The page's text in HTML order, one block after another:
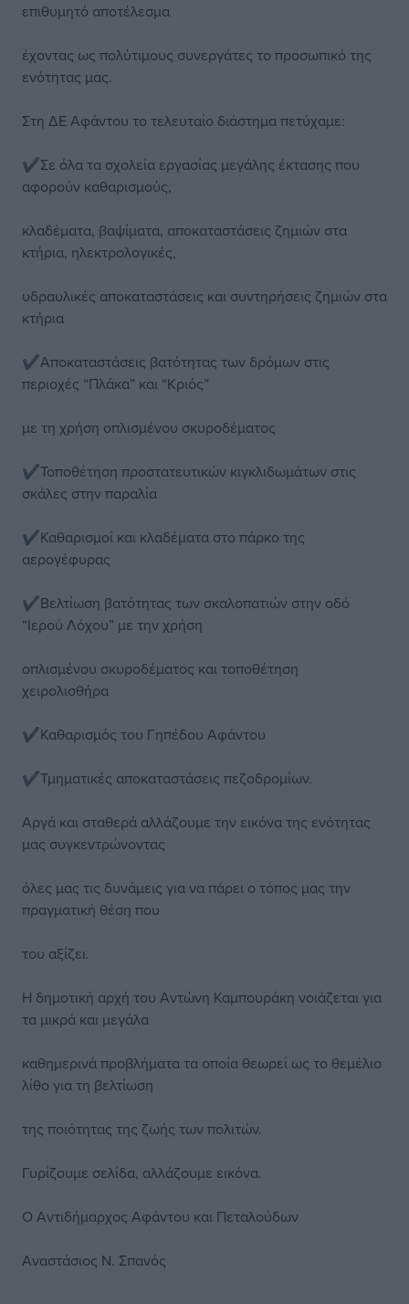
επιθυμητό αποτέλεσμα
έχοντας ως πολύτιμους συνεργάτες το προσωπικό της
ενότητας μας.
Στη ΔΕ Αφάντου το τελευταίο διάστημα πετύχαμε:
✔️Σε όλα τα σχολεία εργασίας μεγάλης έκτασης που
αφορούν καθαρισμούς,
κλαδέματα, βαψίματα, αποκαταστάσεις ζημιών στα
κτήρια, ηλεκτρολογικές,
υδραυλικές αποκαταστάσεις και συντηρήσεις ζημιών στα
κτήρια
✔️Αποκαταστάσεις βατότητας των δρόμων στις
περιοχές “Πλάκα” και “Κριός”
με τη χρήση οπλισμένου σκυροδέματος
✔️Τοποθέτηση προστατευτικών κιγκλιδωμάτων στις
σκάλες στην παραλία
✔️Καθαρισμοί και κλαδέματα στο πάρκο της
αερογέφυρας
✔️Βελτίωση βατότητας των σκαλοπατιών στην οδό
“Ιερού Λόχου” με την χρήση
οπλισμένου σκυροδέματος και τοποθέτηση
χειρολισθήρα
✔️Καθαρισμός του Γηπέδου Αφάντου
✔️Τμηματικές αποκαταστάσεις πεζοδρομίων.
Αργά και σταθερά αλλάζουμε την εικόνα της ενότητας
μας συγκεντρώνοντας
όλες μας τις δυνάμεις για να πάρει ο τόπος μας την
πραγματική θέση που
του αξίζει.
Η δημοτική αρχή του Αντώνη Καμπουράκη νοιάζεται για
τα μικρά και μεγάλα
καθημερινά προβλήματα τα οποία θεωρεί ως το θεμέλιο
λίθο για τη βελτίωση
της ποιότητας της ζωής των πολιτών.
Γυρίζουμε σελίδα, αλλάζουμε εικόνα.
Ο Αντιδήμαρχος Αφάντου και Πεταλούδων
Αναστάσιος Ν. Σπανός